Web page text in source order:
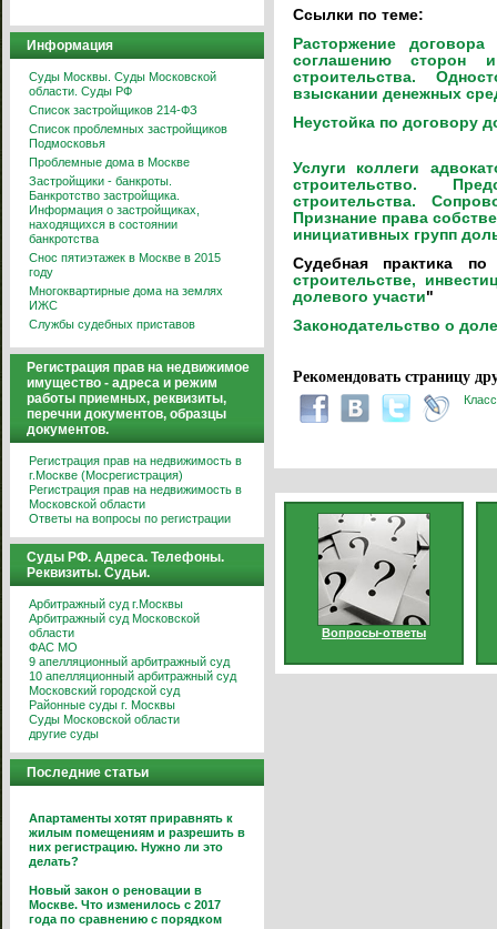
Информация
Суды Москвы. Суды Московской
области. Суды РФ
Список застройщиков 214-ФЗ
Список проблемных застройщиков
Подмосковья
Проблемные дома в Москве
Застройщики - банкроты.
Банкротство застройщика.
Информация о застройщиках,
находящихся в состоянии
банкротства
Снос пятиэтажек в Москве в 2015
году
Многоквартирные дома на землях
ИЖС
Службы судебных приставов
Регистрация прав на недвижимое
имущество - адреса и режим
работы приемных, реквизиты,
перечни документов, образцы
документов.
Регистрация прав на недвижимость в
г.Москве (Мосрегистрация)
Регистрация прав на недвижимость в
Московской области
Ответы на вопросы по регистрации
Суды РФ. Адреса. Телефоны.
Реквизиты. Судьи.
Арбитражный суд г.Москвы
Арбитражный суд Московской
области
ФАС МО
9 апелляционный арбитражный суд
10 апелляционный арбитражный суд
Московский городской суд
Районные суды г. Москвы
Суды Московской области
другие суды
Последние статьи
Апартаменты хотят приравнять к
жилым помещениям и разрешить в
них регистрацию. Нужно ли это
делать?
Новый закон о реновации в
Москве. Что изменилось с 2017
года по сравнению с порядком
Ссылки по теме:
Расторжение
соглашению сторон
строительства.
взыскании денежных
Неустойка по договору
Услуги коллеги
строительство.
строительства.
Признание права
инициативных групп
Судебная практика
строительстве,
долевого участи"
Законодательство о
Рекомендовать страницу
Вопросы-ответы